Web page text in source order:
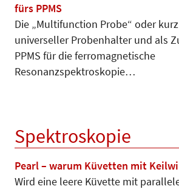
fürs PPMS
Die „Multifunction Probe“ oder
universeller Probenhalter und als
PPMS für die ferromagnetische
Resonanzspektroskopie…
Spektroskopie
Pearl – warum Küvetten mit
Wird eine leere Küvette mit